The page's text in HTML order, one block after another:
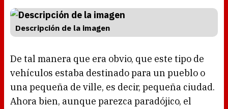
Descripción de la imagen
De tal manera que era obvio, que este tipo de
vehículos estaba destinado para un pueblo o
una pequeña de ville, es decir, pequeña ciudad.
Ahora bien, aunque parezca paradójico, el